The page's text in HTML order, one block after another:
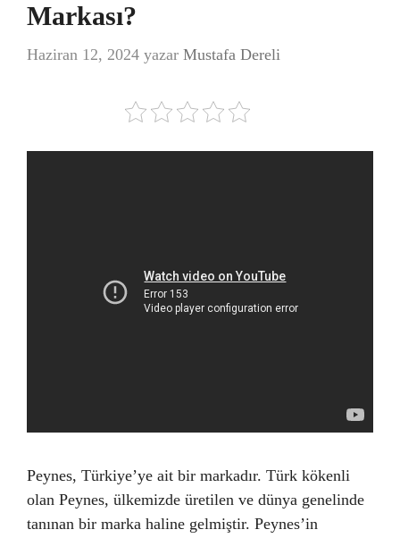
Markası?
Haziran 12, 2024 yazar Mustafa Dereli
Peynes, Türkiye’ye ait bir markadır. Türk kökenli
olan Peynes, ülkemizde üretilen ve dünya genelinde
tanınan bir marka haline gelmiştir. Peynes’in